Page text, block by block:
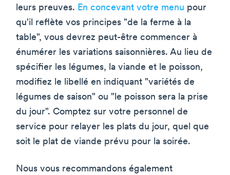
leurs preuves. En concevant votre menu pour
qu'il reflète vos principes "de la ferme à la
table", vous devrez peut-être commencer à
énumérer les variations saisonnières. Au lieu de
spécifier les légumes, la viande et le poisson,
modifiez le libellé en indiquant "variétés de
légumes de saison" ou "le poisson sera la prise
du jour". Comptez sur votre personnel de
service pour relayer les plats du jour, quel que
soit le plat de viande prévu pour la soirée.
Nous vous recommandons également